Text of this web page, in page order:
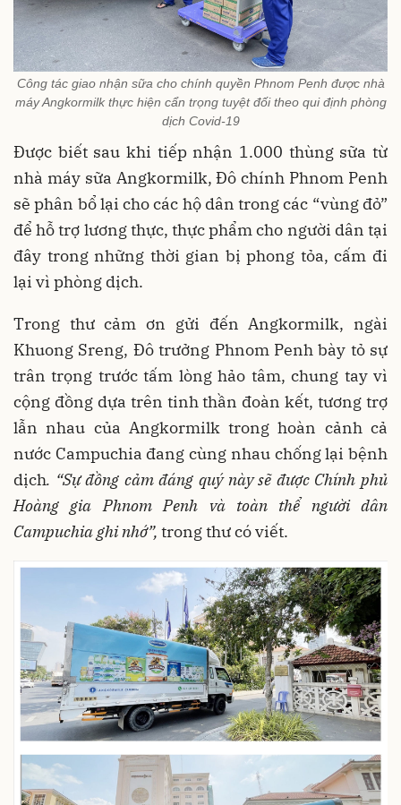
Công tác giao nhận sữa cho chính quyền Phnom Penh được nhà
máy Angkormilk thực hiện cẩn trọng tuyệt đối theo qui định phòng
dịch Covid-19
Được biết sau khi tiếp nhận 1.000 thùng sữa từ
nhà máy sữa Angkormilk, Đô chính Phnom Penh
sẽ phân bổ lại cho các hộ dân trong các “vùng đỏ”
để hỗ trợ lương thực, thực phẩm cho người dân tại
đây trong những thời gian bị phong tỏa, cấm đi
lại vì phòng dịch.
Trong thư cảm ơn gửi đến Angkormilk, ngài
Khuong Sreng, Đô trưởng Phnom Penh bày tỏ sự
trân trọng trước tấm lòng hảo tâm, chung tay vì
cộng đồng dựa trên tinh thần đoàn kết, tương trợ
lẫn nhau của Angkormilk trong hoàn cảnh cả
nước Campuchia đang cùng nhau chống lại bệnh
dịch. “Sự đồng cảm đáng quý này sẽ được Chính phủ
Hoàng gia Phnom Penh và toàn thể người dân
Campuchia ghi nhớ”, trong thư có viết.